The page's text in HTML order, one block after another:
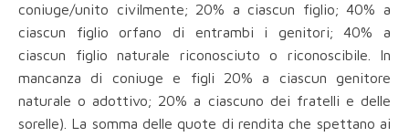
coniuge/unito civilmente; 20% a ciascun figlio; 40% a
ciascun figlio orfano di entrambi i genitori; 40% a
ciascun figlio naturale riconosciuto o riconoscibile. In
mancanza di coniuge e figli 20% a ciascun genitore
naturale o adottivo; 20% a ciascuno dei fratelli e delle
sorelle). La somma delle quote di rendita che spettano ai